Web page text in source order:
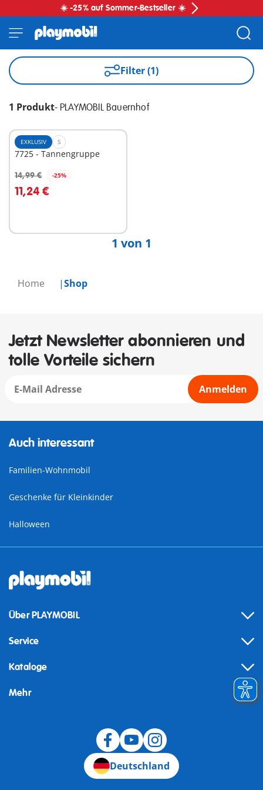
☀️ -25% auf Sommer-Bestseller ☀️
Home Shop
Filter (1)
1 Produkt- PLAYMOBIL Bauernhof
EXKLUSIV S
7725 - Tannengruppe
14,99 € -25%
11,24 €
In den Warenkorb
1 von 1
Jetzt Newsletter abonnieren und
tolle Vorteile sichern
Anmelden
Auch interessant
Familien-Wohnmobil
Geschenke für Kleinkinder
Halloween
Über PLAYMOBIL
Service
Kataloge
Mehr
Deutschland